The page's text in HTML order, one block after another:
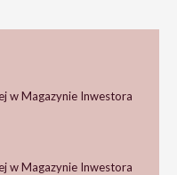
w Magazynie Inwestora
w Magazynie Inwestora